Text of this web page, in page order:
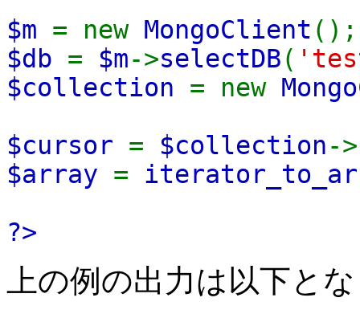
$m = new MongoClient ();
$db = $m->selectDB(
$collection = new
$cursor = $collection->
$array =
?>
上の例の出力は以下と